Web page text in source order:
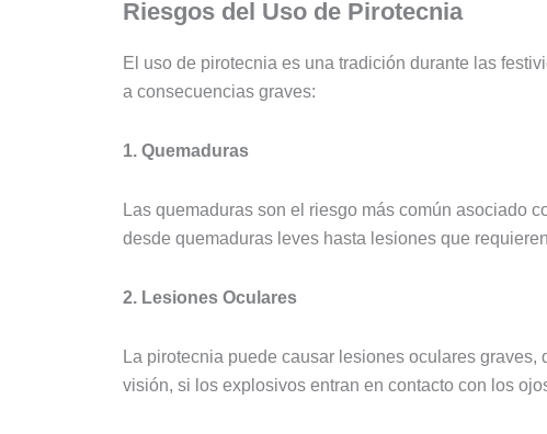
Riesgos del Uso de Pirotecnia
El uso de pirotecnia es una tradición durante las
a consecuencias graves:
1. Quemaduras
Las quemaduras son el riesgo más común asociado
desde quemaduras leves hasta lesiones que
2. Lesiones Oculares
La pirotecnia puede causar lesiones oculares
visión, si los explosivos entran en contacto con los